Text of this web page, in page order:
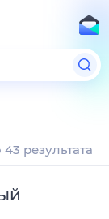
результата